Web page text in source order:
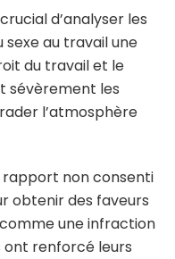
d’analyser les
au travail une
du travail et le
sévèrement les
l’atmosphère
rapport non consenti
obtenir des faveurs
une infraction
ont renforcé leurs